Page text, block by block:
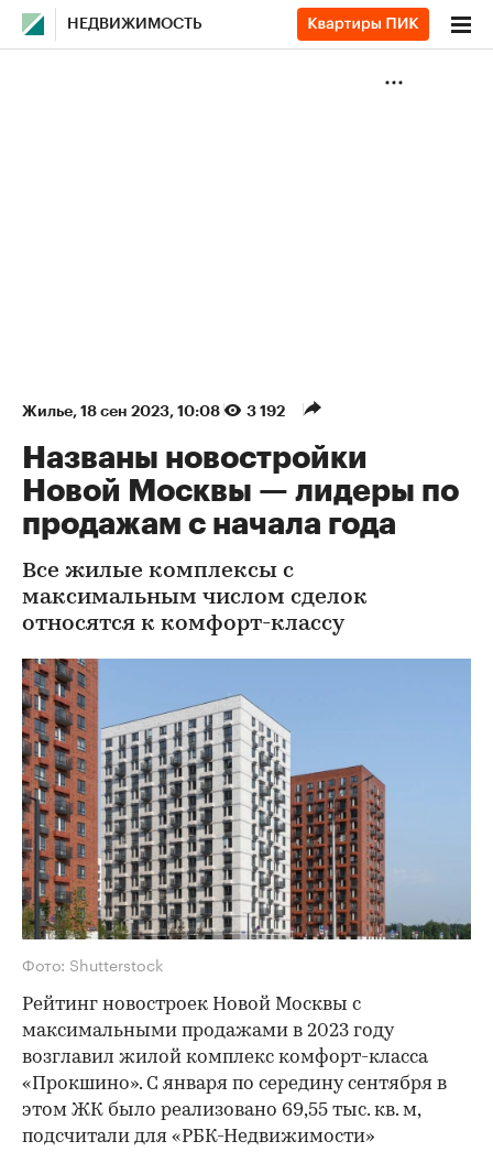
НЕДВИЖИМОСТЬ
Жилье⁠, 18 сен 2023, 10:08 3 192
Названы новостройки
Новой Москвы — лидеры по
продажам с начала года
Все жилые комплексы с
максимальным числом сделок
относятся к комфорт-классу
Фото: Shutterstock
Рейтинг новостроек Новой Москвы с
максимальными продажами в 2023 году
возглавил жилой комплекс комфорт-класса
«Прокшино». С января по середину сентября в
этом ЖК было реализовано 69,55 тыс. кв. м,
подсчитали для «РБК-Недвижимости»